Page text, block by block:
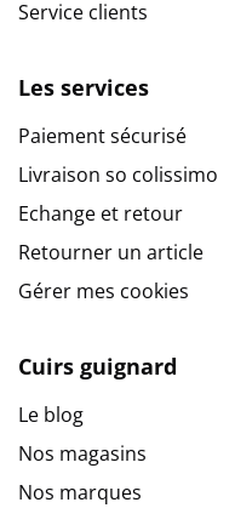
Service clients
Les services
Paiement sécurisé
Livraison so colissimo
Echange et retour
Retourner un article
Gérer mes cookies
Cuirs guignard
Le blog
Nos magasins
Nos marques